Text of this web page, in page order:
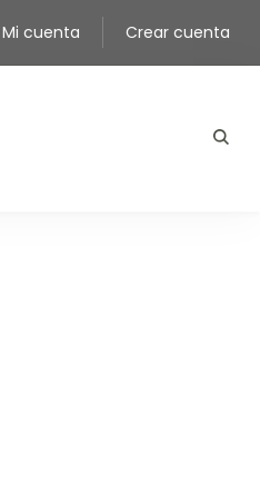
Mi cuenta Crear cuenta